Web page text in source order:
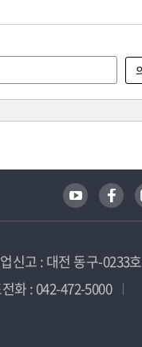
신고 : 대전 동구-0233호
화 : 042-472-5000